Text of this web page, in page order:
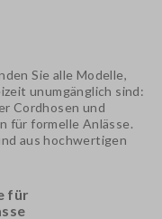
Sie alle Modelle,
unumgänglich sind:
Cordhosen und
für formelle Anlässe.
aus hochwertigen
für